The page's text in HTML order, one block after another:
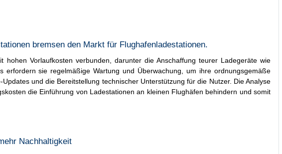
bremsen den Markt für Flughafenladestationen.
Vorlaufkosten verbunden, darunter die Anschaffung teurer Ladegeräte wie
erfordern sie regelmäßige Wartung und Überwachung, um ihre ordnungsgemäße
und die Bereitstellung technischer Unterstützung für die Nutzer. Die Analyse
die Einführung von Ladestationen an kleinen Flughäfen behindern und somit
Nachhaltigkeit